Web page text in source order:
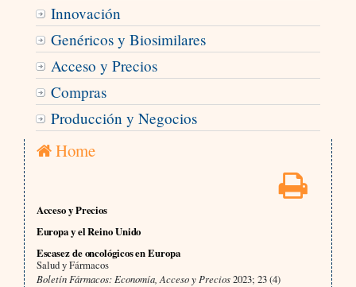
Innovación
Genéricos y Biosimilares
Acceso y Precios
Compras
Producción y Negocios
Home
Acceso y Precios
Europa y el Reino Unido
Escasez de oncológicos en Europa
Salud y Fármacos
Boletín Fármacos: Economía, Acceso y Precios2023; 23 (4)